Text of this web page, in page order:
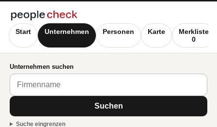
Start Unternehmen Personen Karte
Merkliste
0
Unternehmen suchen
Suchen
Suche eingrenzen